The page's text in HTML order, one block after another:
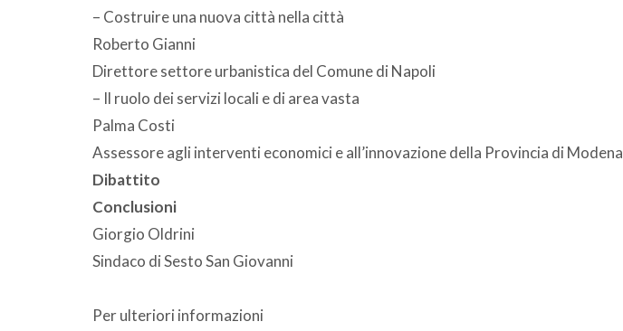
– Costruire una nuova città nella città
Roberto Gianni
Direttore settore urbanistica del Comune di Napoli
– Il ruolo dei servizi locali e di area vasta
Palma Costi
Assessore agli interventi economici e all’innovazione della Provincia di Modena
Dibattito
Conclusioni
Giorgio Oldrini
Sindaco di Sesto San Giovanni
Per ulteriori informazioni